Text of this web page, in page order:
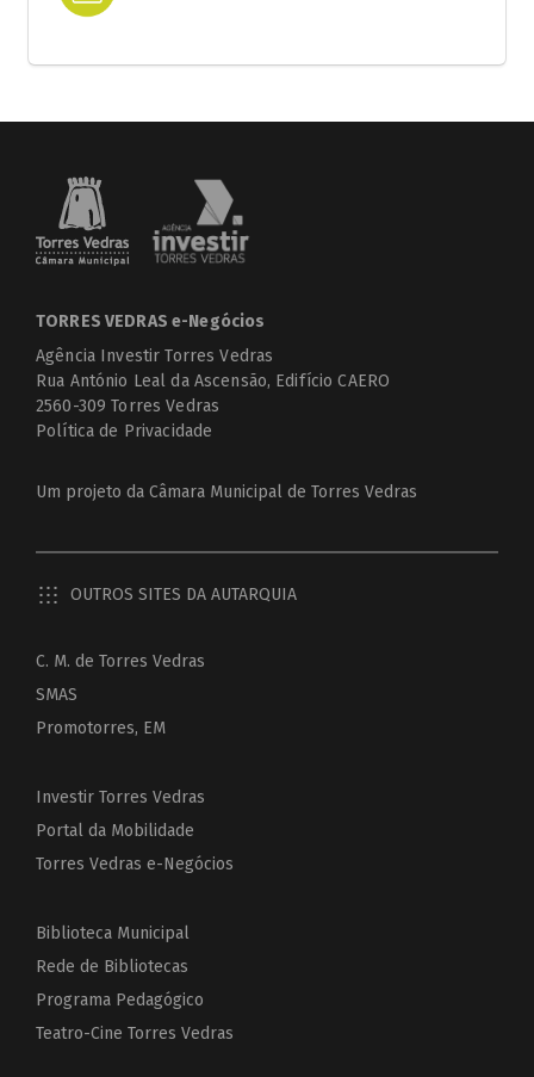
TORRES VEDRAS e-Negócios
Agência Investir Torres Vedras
Rua António Leal da Ascensão, Edifício CAERO
2560-309 Torres Vedras
Política de Privacidade
Um projeto da Câmara Municipal de Torres Vedras
OUTROS SITES DA AUTARQUIA
C. M. de Torres Vedras
SMAS
Promotorres, EM
Investir Torres Vedras
Portal da Mobilidade
Torres Vedras e-Negócios
Biblioteca Municipal
Rede de Bibliotecas
Programa Pedagógico
Teatro-Cine Torres Vedras